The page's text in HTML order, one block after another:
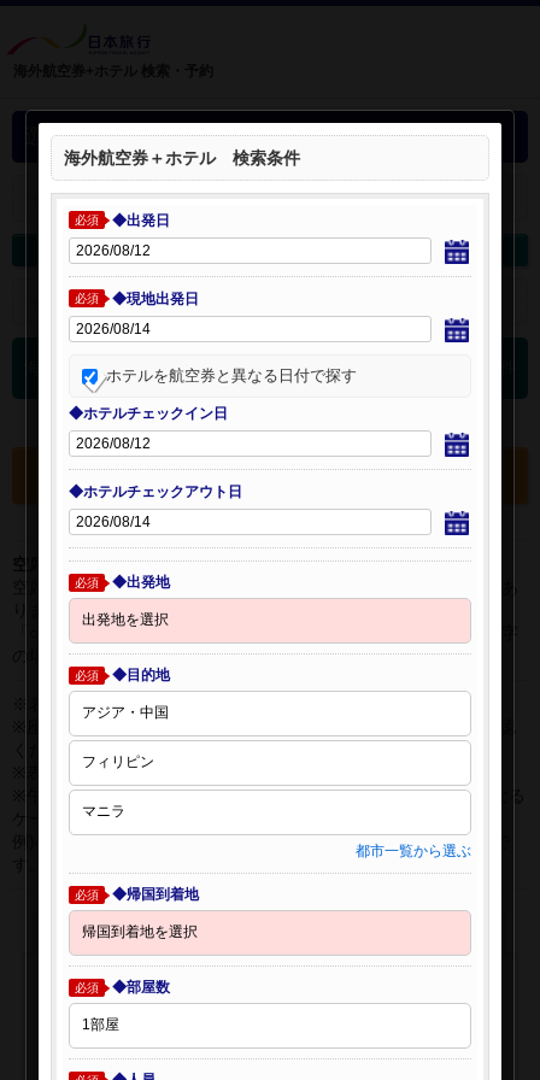
選択中の海外航空券+ホテル
選択中の航空券・ホテルを開く：
海外航空券を変更 海外ホテルを変更
検索条件を開く：
海外航空券 検索結果
選択中の航空券・ホテルを確認する
空席表示について：
空席状況は常に変更しますので、現在の空席を保証するものではあ
りません。
「○」は過去24時間以内に十分な空席が確認できた商品です。 数字
の場合は、現時点で座席数が少ない商品です。
※表示金額はオンライン予約時の金額です。
ください。
※表示時間はすべて現地時間・24時間表示です。
※午前0時以降に出発する深夜便について、搭乗日をお間違えになる
ケースが多く発生しています。
例)4月8日00：30出発の場合、搭乗手続きは4月7日22:30が目安で
海外航空券＋ホテル 検索条件
必須 ◆出発日
必須 ◆現地出発日
ホテルを航空券と異なる日付で探す
◆ホテルチェックイン日
◆ホテルチェックアウト日
必須 ◆出発地
必須 ◆目的地
都市一覧から選ぶ
必須 ◆帰国到着地
必須 ◆部屋数